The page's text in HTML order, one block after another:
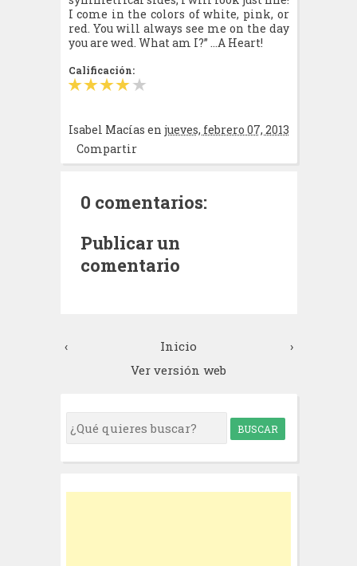
I come in the colors of white, pink, or
red. You will always see me on the day
you are wed. What am I?” …A Heart!
Calificación:
Isabel Macías en jueves, febrero 07, 2013
Compartir
0 comentarios:
Publicar un
comentario
‹ ›
Inicio
Ver versión web
S
e
r